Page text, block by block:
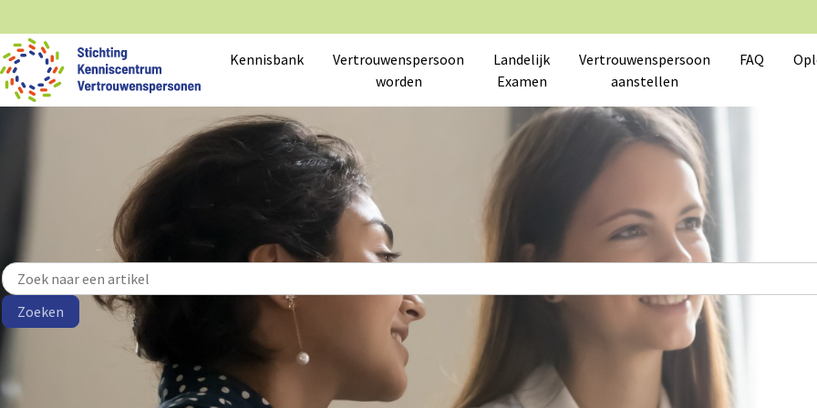
Kennisbank
Vertrouwenspersoon
worden
Landelijk
Examen
Vertrouwenspersoon
aanstellen
FAQ
De Kennisbank van de SKV is de vindplaats van kennis, informatie en data op het gebied van de functie van vertrouwenspersoon.
gebruikt door de LVV en de SKV. De Kennisbank richt zich op de uitwisseling van kennis binnen en buiten de LVV, de SKV en de
LVV-leden en SKV-abonnees kunnen de meeste artikelen uit de kennisbank gratis -of tegen gereduceerd tarief- downloaden. Door
de juiste tarieven getoond en berekend.
Ben je LVV-lid? De SKV-website gebruikt dezelfde inloggegevens als op de LVV-site.
Zoeken
Kennisbank
Kenniscentrum Vertrouwenspersonen Bibliotheek